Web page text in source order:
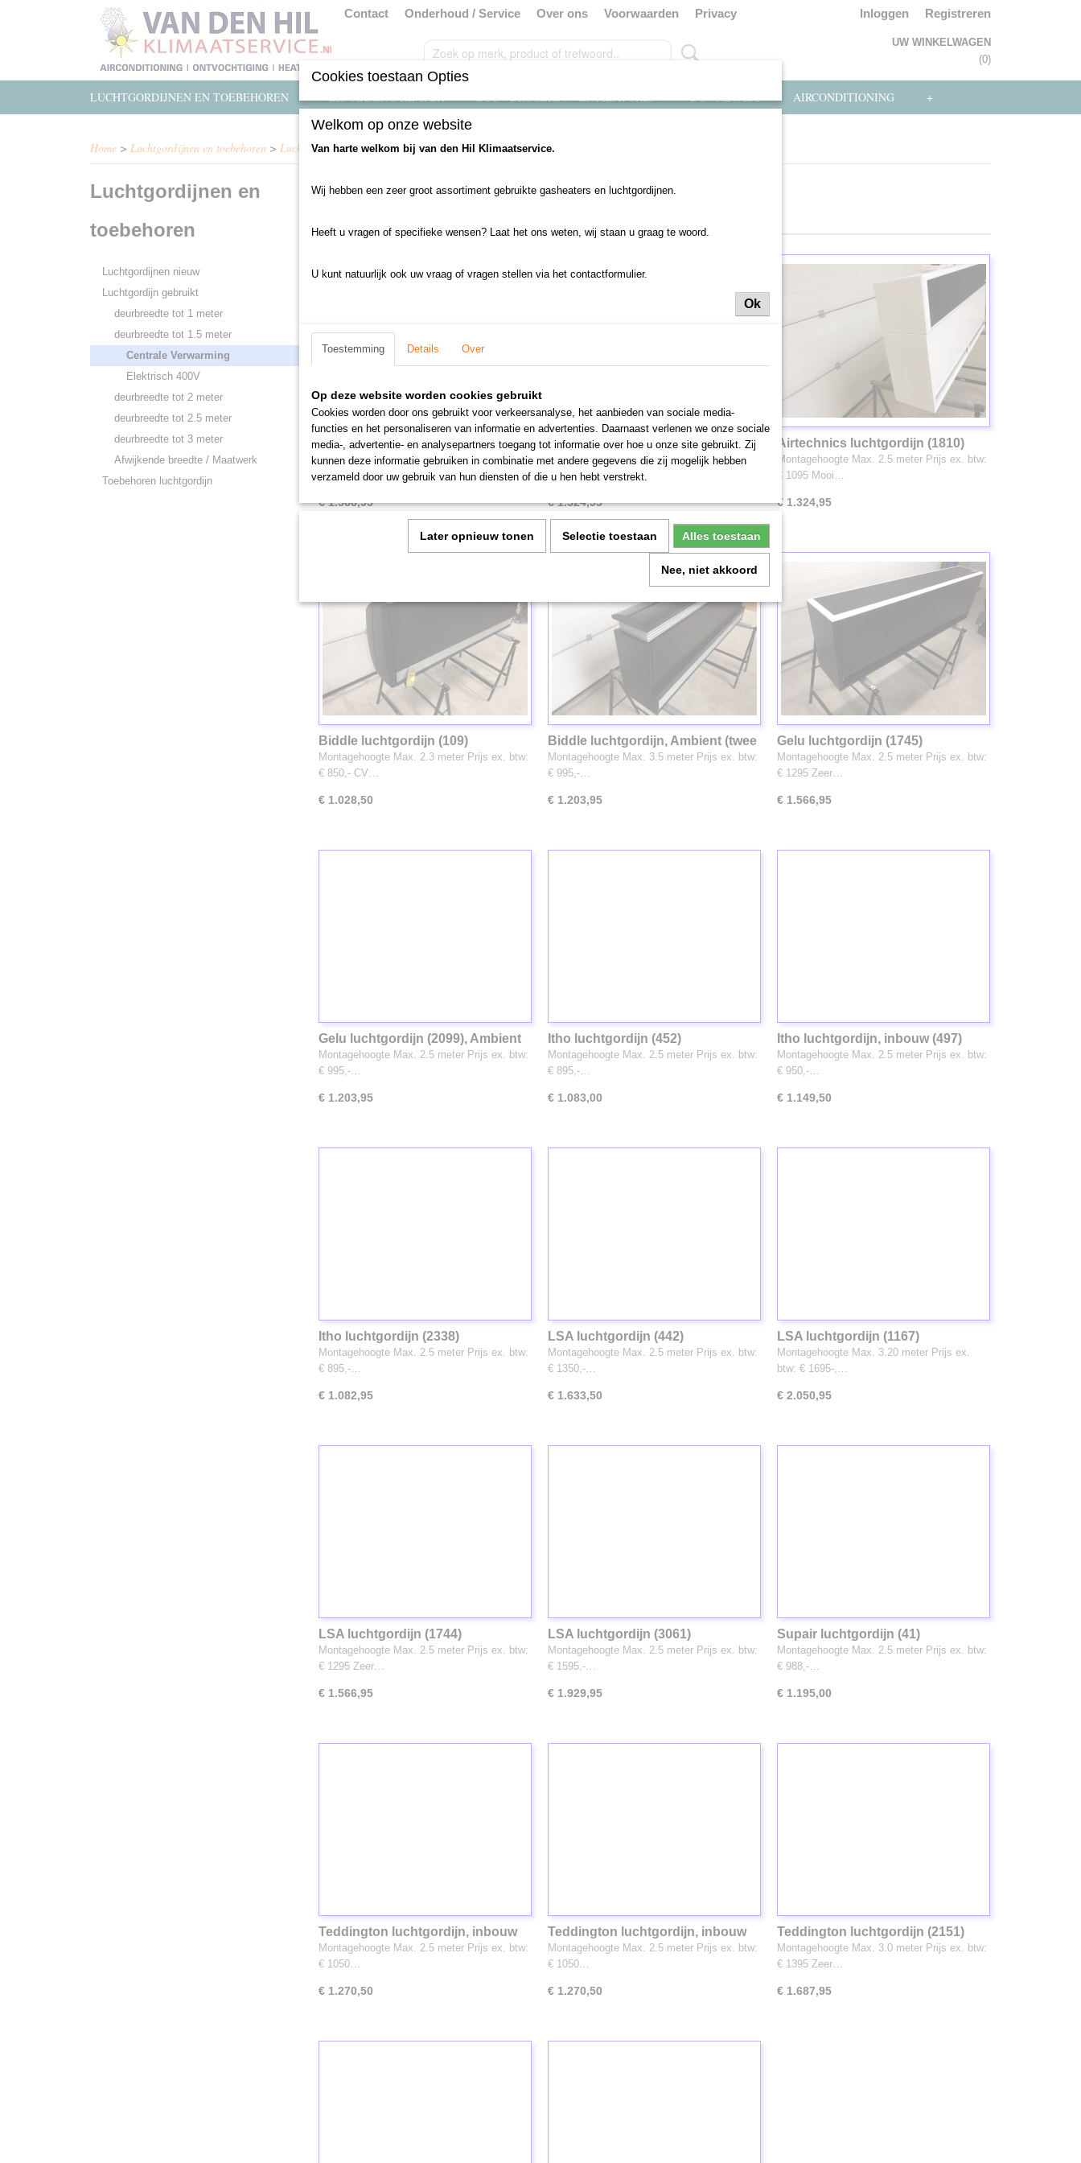
Contact Onderhoud / Service Over ons Voorwaarden Privacy Inloggen Registreren
UW WINKELWAGEN
(0)
LUCHTGORDIJNEN EN TOEBEHOREN VERWARMING HEATER BOUWDROGERS / VENTILATOREN DOWNLOADS AIRCONDITIONING +
Home > Luchtgordijnen en toebehoren > Luchtgordijn gebruikt>deurbreedte tot 1.5 meter>Centrale Verwarming
Luchtgordijnen en
toebehoren
Luchtgordijnen nieuw
Luchtgordijn gebruikt
deurbreedte tot 1 meter
deurbreedte tot 1.5 meter
Centrale Verwarming
Elektrisch 400V
deurbreedte tot 2 meter
deurbreedte tot 2.5 meter
deurbreedte tot 3 meter
Afwijkende breedte / Maatwerk
Toebehoren luchtgordijn
Sorteer op:
Biddle luchtgordijn (2869)
Montagehoogte Max. 3 meter Prijs ex. btw: €
1295,-…
€ 1.566,95
Airtechnics luchtgordijn (1809)
Montagehoogte Max. 2.5 meter Prijs ex. btw:
€ 1095 Mooi…
€ 1.324,95
Airtechnics luchtgordijn (1810)
Montagehoogte Max. 2.5 meter Prijs ex. btw:
€ 1095 Mooi…
€ 1.324,95
Biddle luchtgordijn (109)
Montagehoogte Max. 2.3 meter Prijs ex. btw:
€ 850,- CV…
€ 1.028,50
Biddle luchtgordijn, Ambient (twee
stuks op voorraad)
Montagehoogte Max. 3.5 meter Prijs ex. btw:
€ 995,-…
€ 1.203,95
Gelu luchtgordijn (1745)
Montagehoogte Max. 2.5 meter Prijs ex. btw:
€ 1295 Zeer…
€ 1.566,95
Gelu luchtgordijn (2099), Ambient
Montagehoogte Max. 2.5 meter Prijs ex. btw:
€ 995,-…
€ 1.203,95
Itho luchtgordijn (452)
Montagehoogte Max. 2.5 meter Prijs ex. btw:
€ 895,-…
€ 1.083,00
Itho luchtgordijn, inbouw (497)
Montagehoogte Max. 2.5 meter Prijs ex. btw:
€ 950,-…
€ 1.149,50
Itho luchtgordijn (2338)
Montagehoogte Max. 2.5 meter Prijs ex. btw:
€ 895,-…
€ 1.082,95
LSA luchtgordijn (442)
Montagehoogte Max. 2.5 meter Prijs ex. btw:
€ 1350,-…
€ 1.633,50
LSA luchtgordijn (1167)
Montagehoogte Max. 3.20 meter Prijs ex.
btw: € 1695-,…
€ 2.050,95
LSA luchtgordijn (1744)
Montagehoogte Max. 2.5 meter Prijs ex. btw:
€ 1295 Zeer…
€ 1.566,95
LSA luchtgordijn (3061)
Montagehoogte Max. 2.5 meter Prijs ex. btw:
€ 1595,-…
€ 1.929,95
Supair luchtgordijn (41)
Montagehoogte Max. 2.5 meter Prijs ex. btw:
€ 988,-…
€ 1.195,00
Teddington luchtgordijn, inbouw
(1212)
Montagehoogte Max. 2.5 meter Prijs ex. btw:
€ 1050…
€ 1.270,50
Teddington luchtgordijn, inbouw
(1213)
Montagehoogte Max. 2.5 meter Prijs ex. btw:
€ 1050…
€ 1.270,50
Teddington luchtgordijn (2151)
Montagehoogte Max. 3.0 meter Prijs ex. btw:
€ 1395 Zeer…
€ 1.687,95
Cookies toestaan Opties
Welkom op onze website
Van harte welkom bij van den Hil Klimaatservice.
Wij hebben een zeer groot assortiment gebruikte gasheaters en luchtgordijnen.
Heeft u vragen of specifieke wensen? Laat het ons weten, wij staan u graag te woord.
U kunt natuurlijk ook uw vraag of vragen stellen via het contactformulier.
Ok
Toestemming Details Over
Op deze website worden cookies gebruikt
Cookies worden door ons gebruikt voor verkeersanalyse, het aanbieden van sociale media-
functies en het personaliseren van informatie en advertenties. Daarnaast verlenen we onze sociale
media-, advertentie- en analysepartners toegang tot informatie over hoe u onze site gebruikt. Zij
kunnen deze informatie gebruiken in combinatie met andere gegevens die zij mogelijk hebben
verzameld door uw gebruik van hun diensten of die u hen hebt verstrekt.
Later opnieuw tonen Selectie toestaan Alles toestaan
Nee, niet akkoord